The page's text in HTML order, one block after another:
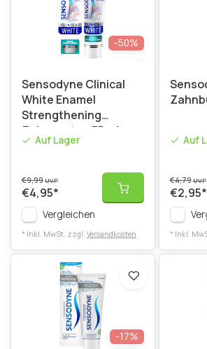
-50%
Sensodyne Clinical
White Enamel
Strengthening
Zahnpasta - 75 ml
Auf Lager
€9,99UVP
€4,95*
Vergleichen
* Inkl. MwSt. zzgl. Versandkosten
Auf
€4,79UVP
€2,95*
* Inkl.
-17%